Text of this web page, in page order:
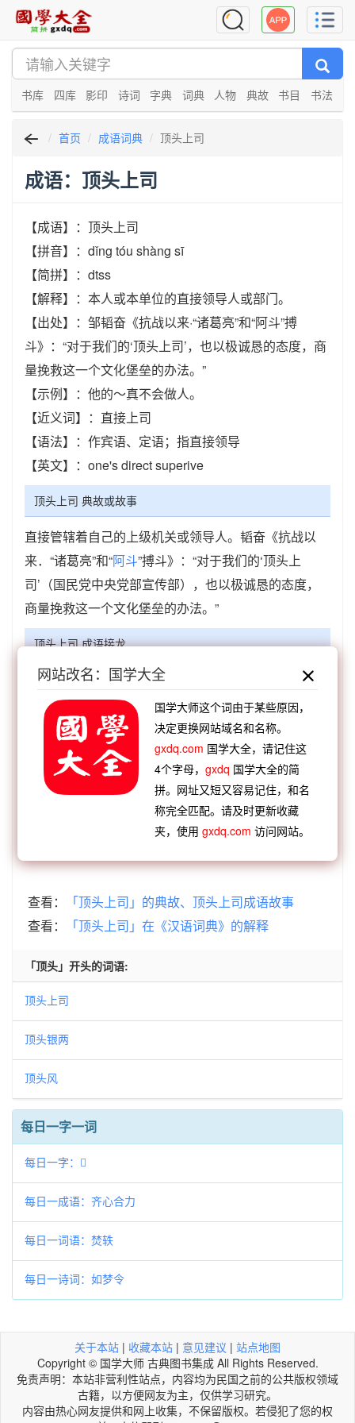
书库 四库 影印 诗词 字典 词典 人物 典故 书目 书法
首页 成语词典 顶头上司
成语：顶头上司
【成语】：顶头上司
【拼音】：dǐng tóu shàng sī
【简拼】：dtss
【解释】：本人或本单位的直接领导人或部门。
【出处】：邹韬奋《抗战以来·“诸葛亮”和“阿斗”搏
斗》：“对于我们的‘顶头上司’，也以极诚恳的态度，商
量挽救这一个文化堡垒的办法。”
【示例】：他的～真不会做人。
【近义词】：直接上司
【语法】：作宾语、定语；指直接领导
【英文】：one's direct superive
顶头上司 典故或故事
直接管辖着自己的上级机关或领导人。韬奋《抗战以
来．“诸葛亮”和“阿斗”搏斗》：“对于我们的‘顶头上
司’（国民党中央党部宣传部），也以极诚恳的态度，
商量挽救这一个文化堡垒的办法。”
顶头上司 成语接龙
【顺接】：司马琴声 司空眼惯
司空看
司空见惯 司空自惯 司马题门
司马之琴
【顺接】： 蛙鸣官司 上风官司 笔墨官司
二十四
顶门上司 仪同三司 两合公司
没头官司
【逆接】：片云遮顶 乌云压顶 如雷轰顶
糊涂到
鹤归华顶 房梁压顶 伏犀贯顶
五雷轰顶
顶名替身 顶替冒名
顶礼膜
查看：
「顶头上司」的典故、顶头上司成语故事
查看：
「顶头上司」在《汉语词典》的解释
「顶头」开头的词语:
顶头上司
顶头银两
顶头风
每日一字一词
每日一字：𠋑
每日一成语：齐心合力
每日一词语：焚轶
每日一诗词：如梦令
关于本站 | 收藏本站 | 意见建议 | 站点地图
Copyright © 国学大师 古典图书集成 All Rights Reserved.
免责声明：本站非营利性站点，内容均为民国之前的公共版权领域
古籍，以方便网友为主，仅供学习研究。
内容由热心网友提供和网上收集，不保留版权。若侵犯了您的权
网站改名：国学大全
国学大师这个词由于某些原因，
决定更换网站域名和名称。
gxdq.com 国学大全，请记住这
4个字母，gxdq 国学大全的简
拼。网址又短又容易记住，和名
称完全匹配。请及时更新收藏
夹，使用gxdq.com 访问网站。